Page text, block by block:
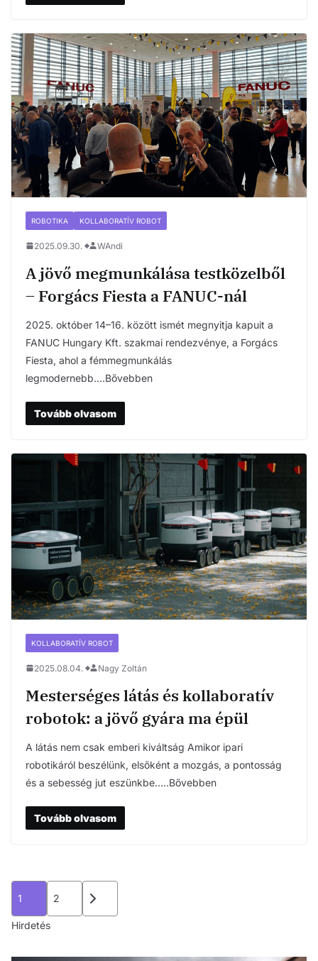
ROBOTIKA KOLLABORATÍV ROBOT
2025.09.30. WAndi
A jövő megmunkálása testközelből
– Forgács Fiesta a FANUC-nál
2025. október 14–16. között ismét megnyitja kapuit a
FANUC Hungary Kft. szakmai rendezvénye, a Forgács
Fiesta, ahol a fémmegmunkálás
legmodernebb….Bővebben
Tovább olvasom
KOLLABORATÍV ROBOT
2025.08.04. Nagy Zoltán
Mesterséges látás és kollaboratív
robotok: a jövő gyára ma épül
A látás nem csak emberi kiváltság Amikor ipari
robotikáról beszélünk, elsőként a mozgás, a pontosság
és a sebesség jut eszünkbe…..Bővebben
Tovább olvasom
Bejegyzések
lapozása
1 2
Hirdetés